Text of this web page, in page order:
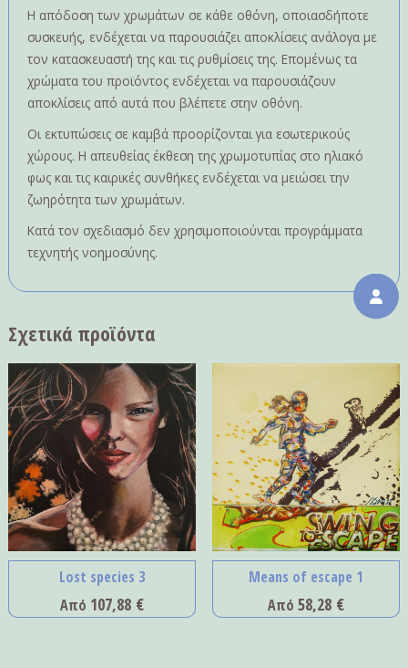
Η απόδοση των χρωμάτων σε κάθε οθόνη, οποιασδήποτε
συσκευής, ενδέχεται να παρουσιάζει αποκλίσεις ανάλογα με
τον κατασκευαστή της και τις ρυθμίσεις της. Επομένως τα
χρώματα του προϊόντος ενδέχεται να παρουσιάζουν
αποκλίσεις από αυτά που βλέπετε στην οθόνη.
Οι εκτυπώσεις σε καμβά προορίζονται για εσωτερικούς
χώρους. Η απευθείας έκθεση της χρωμοτυπίας στο ηλιακό
φως και τις καιρικές συνθήκες ενδέχεται να μειώσει την
ζωηρότητα των χρωμάτων.
Κατά τον σχεδιασμό δεν χρησιμοποιούνται προγράμματα
τεχνητής νοημοσύνης.
Σχετικά προϊόντα
Lost species 3
Από 107,88 €
Means of escape 1
Από 58,28 €